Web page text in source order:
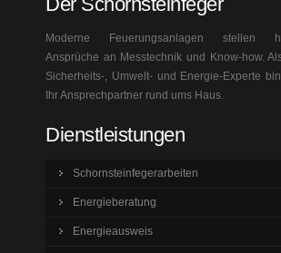
Moderne Feuerungsanlagen stellen
Ansprüche an Messtechnik und Know-how.
Sicherheits-, Umwelt- und Energie-Experte
Ihr Ansprechpartner rund ums Haus.
Dienstleistungen
Schornsteinfegerarbeiten
Energieberatung
Energieausweis